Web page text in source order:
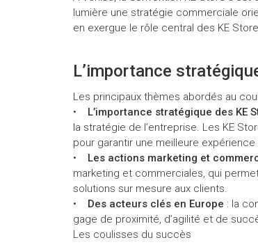
lumière une stratégie commerciale
en exergue le rôle central des KE
L’importance
Les principaux thèmes abordés au
•
L’importance stratégique des KE
la stratégie de l’entreprise. Les KE
pour garantir une meilleure expérience
• Les actions marketing et
marketing et commerciales, qui
solutions sur mesure aux clients.
• Des acteurs clés en Europe : la
gage de proximité, d’agilité et de
Les coulisses du succès